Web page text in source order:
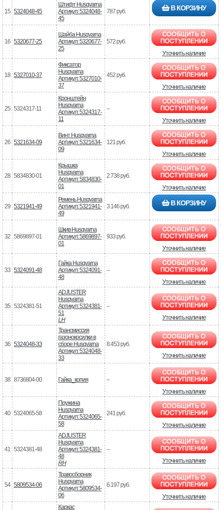
15 5324048-45
Штифт Husqvarna
Артикул: 5324048-
45
787 руб. В КОРЗИНУ
16 5320677-25
Шайба Husqvarna
Артикул: 5320677-
25
572 руб.
Уточнить наличие
18 5327010-37
Фиксатор
Husqvarna
Артикул: 5327010-
37
452 руб.
Уточнить наличие
25 5324317-11
Кронштейн
Husqvarna
Артикул: 5324317-
11
–
Уточнить наличие
26 5321634-09
Винт Husqvarna
Артикул: 5321634-
09
121 руб.
Уточнить наличие
28 5834830-01
Крышка
Husqvarna
Артикул: 5834830-
01
2.738 руб.
Уточнить наличие
29 5321941-49
Ремень Husqvarna
Артикул: 5321941-
49
3.146 руб. В КОРЗИНУ
32 5869897-01
Шкив Husqvarna
Артикул: 5869897-
01
933 руб.
Уточнить наличие
33 5324091-48
Гайка Husqvarna
Артикул: 5324091-
48
–
Уточнить наличие
35 5324381-51
ADJUSTER
Husqvarna
Артикул: 5324381-
51
LH
–
Уточнить наличие
36 5324048-33
Трансмиссия
газонокосилки в
сборе Husqvarna
Артикул: 5324048-
33
8.453 руб.
Уточнить наличие
38 8736804-00 Гайка_копия
–
Уточнить наличие
40 5324065-58
Пружина
Husqvarna
Артикул: 5324065-
58
241 руб.
Уточнить наличие
41 5324381-48
ADJUSTER
Husqvarna
Артикул: 5324381-
48
RH
–
Уточнить наличие
54 5809534-06
Травосборник
Husqvarna
Артикул: 5809534-
06
6.197 руб.
Уточнить наличие
Каркас